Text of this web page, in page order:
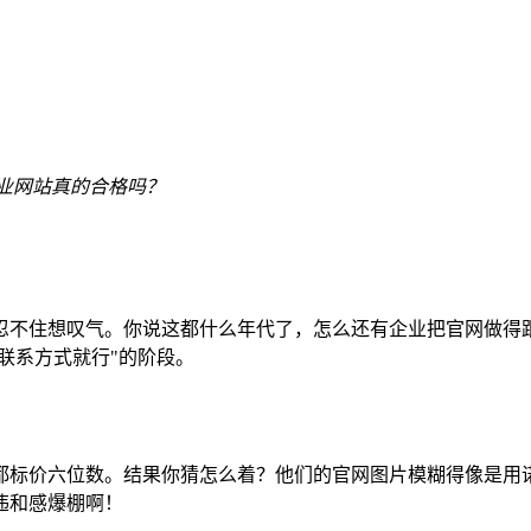
网站真的合格吗？
住想叹气。你说这都什么年代了，怎么还有企业把官网做
系方式就行"的阶段。
价六位数。结果你猜怎么着？他们的官网图片模糊得像是
感爆棚啊！